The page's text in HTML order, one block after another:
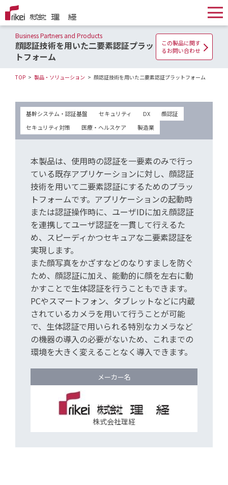
Business Partners and Products
顔認証技術を用いた二要素認証プラッ
トフォーム
この製品に関す
るお問い合わせ
TOP 製品・ソリューション 顔認証技術を用いた二要素認証プラットフォーム
基幹システム・認証基盤 セキュリティ DX
顔認証
セキュリティ対策
医療・ヘルスケア 製造業
本製品は、使用時の認証を一要素のみで行っ
ている既存アプリケーションに対し、顔認証
技術を用いて二要素認証にするためのプラッ
トフォームです。アプリケーションの起動時
または認証操作時に、ユーザIDに加え顔認証
を連携してユーザ認証を一貫して行えるた
め、スピーディかつセキュアな二要素認証を
実現します。
また顔写真をかざすなどのなりすましを防ぐ
ため、顔認証に加え、能動的に顔を左右に動
かすことで生体認証を行うこともできます。
PCやスマートフォン、タブレットなどに内蔵
されているカメラを用いて行うことが可能
で、生体認証で用いられる特別なカメラなど
の機器の導入の必要がないため、これまでの
環境を大きく変えることなく導入できます。
メーカー名
株式会社理経